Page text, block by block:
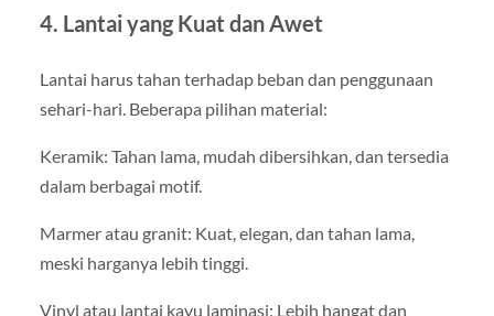
4. Lantai yang Kuat dan Awet
Lantai harus tahan terhadap beban dan penggunaan
sehari-hari. Beberapa pilihan material:
Keramik: Tahan lama, mudah dibersihkan, dan tersedia
dalam berbagai motif.
Marmer atau granit: Kuat, elegan, dan tahan lama,
meski harganya lebih tinggi.
Vinyl atau lantai kayu laminasi: Lebih hangat dan